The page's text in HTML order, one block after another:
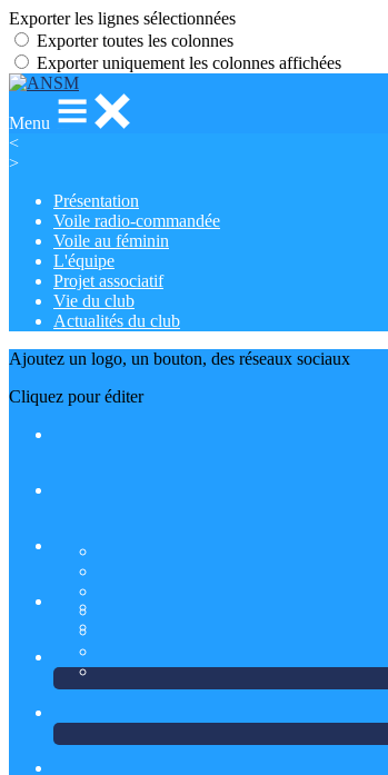
Exporter les lignes sélectionnées
Exporter toutes les colonnes
Exporter uniquement les colonnes affichées
Menu
<
>
Présentation
Voile radio-commandée
Voile au féminin
L'équipe
Projet associatif
Vie du club
Actualités du club
Ajoutez un logo, un bouton, des réseaux sociaux
Cliquez pour éditer